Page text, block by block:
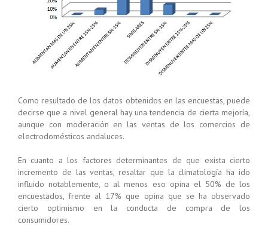
Como resultado de los datos obtenidos en las encuestas, puede
decirse que a nivel general hay una tendencia de cierta mejoría,
aunque con moderación en las ventas de los comercios de
electrodomésticos andaluces.
En cuanto a los factores determinantes de que exista cierto
incremento de las ventas, resaltar que la climatología ha ido
influido notablemente, o al menos eso opina el 50% de los
encuestados, frente al 17% que opina que se ha observado
cierto optimismo en la conducta de compra de los
consumidores.